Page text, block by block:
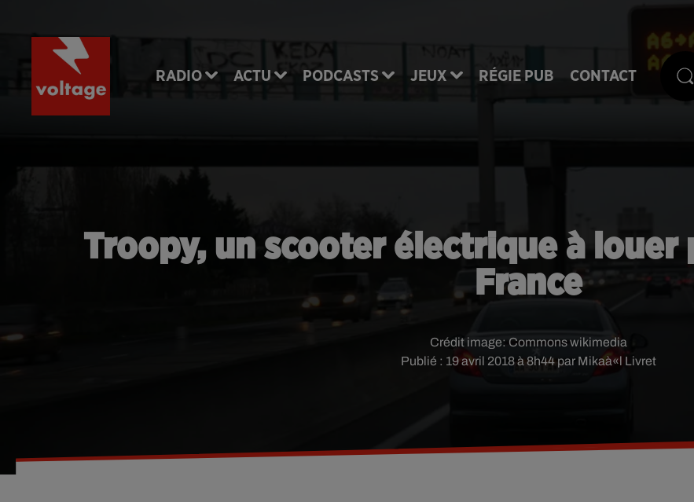
RADIO ACTU PODCASTS JEUX RÉGIE PUB CONTACT
Troopy, un scooter électrique à
France
Publié : 19 avril 2018 à 8h44 par Mikaà«l Livret
Crédit image: Commons wikimedia